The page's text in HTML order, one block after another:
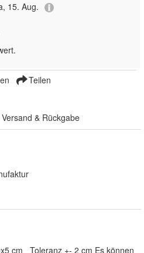
15. Aug.
Teilen
& Rückgabe
cm Toleranz +- 2 cm Es können